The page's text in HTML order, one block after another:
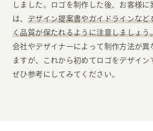
しました。ロゴを制作した後、お客様に
は、 デザイン提案書やガイドラインなど
く品質が保たれるように注意しましょう
会社やデザイナーによって制作方法が異
ますが、これから初めてロゴをデザイン
ぜひ参考にしてみてください。